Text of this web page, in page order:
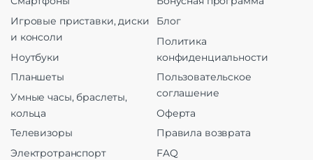
Игровые приставки, диски
и консоли
Ноутбуки
Планшеты
Умные часы, браслеты,
кольца
Телевизоры
Электротранспорт
Блог
Политика
конфиденциальности
Пользовательское
соглашение
Оферта
Правила возврата
FAQ